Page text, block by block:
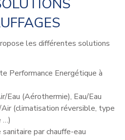
les différentes solutions
Performance Energétique à
Eau (Aérothermie), Eau/Eau
(climatisation réversible, type
…)
par chauffe-eau